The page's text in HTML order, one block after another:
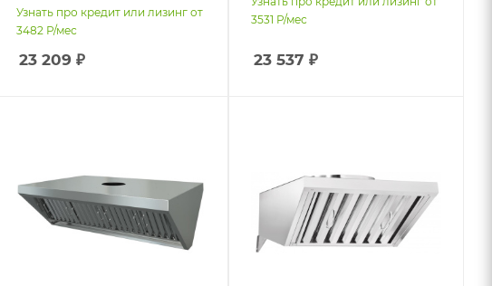
Узнать про кредит или лизинг от
3482Р/мес
23 209 ₽
3531 Р/мес
23 537 ₽